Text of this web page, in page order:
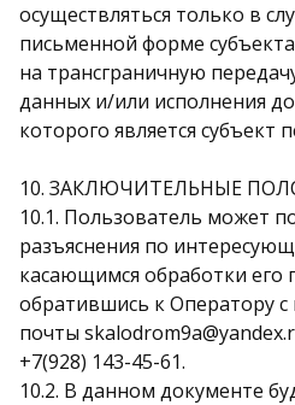
осуществляться только в
письменной форме
на трансграничную
данных и/или исполнения
которого является субъект
10. ЗАКЛЮЧИТЕЛЬНЫЕ
10.1. Пользователь может
разъяснения по
касающимся обработки его
обратившись к Оператору
почты
+7(928) 143-45-61.
10.2. В данном документе